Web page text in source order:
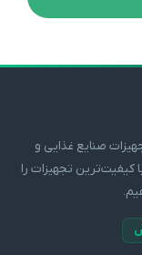
صنایع غذایی و
تجهیزات را